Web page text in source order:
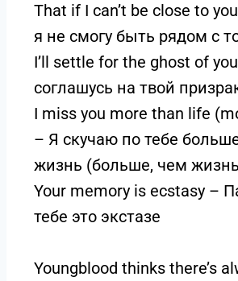
That if I can’t be close to
я не смогу быть рядом с
I’ll settle for the ghost of
соглашусь на твой
I miss you more than life
– Я скучаю по тебе
жизнь (больше, чем
Your memory is ecstasy –
тебе это экстазе
Youngblood thinks there’s